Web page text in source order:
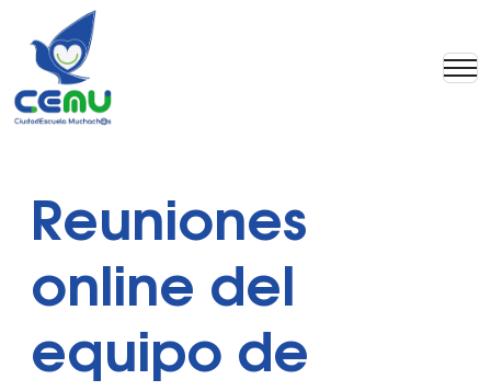
Reuniones
online del
equipo de